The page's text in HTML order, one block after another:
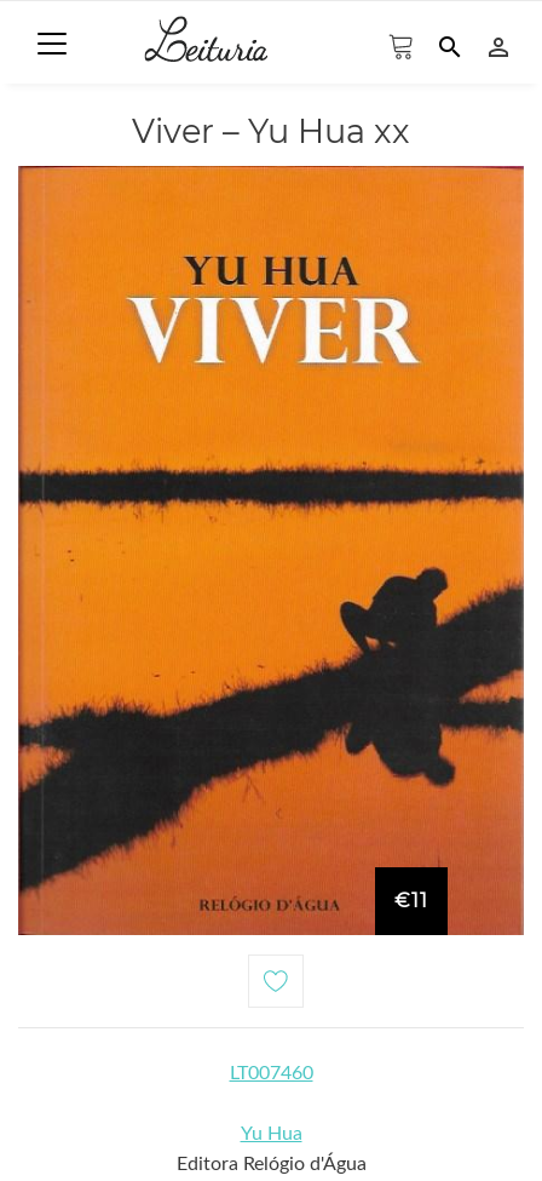
search person_outline
Viver – Yu Hua xx
€11
LT007460
Yu Hua
Editora Relógio d'Água